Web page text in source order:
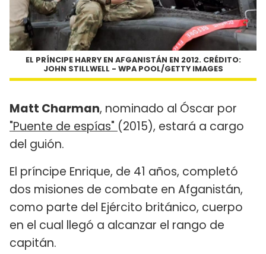
EL PRÍNCIPE HARRY EN AFGANISTÁN EN 2012. CRÉDITO:
JOHN STILLWELL - WPA POOL/GETTY IMAGES
Matt Charman, nominado al Óscar por
"Puente de espías" (2015), estará a cargo
del guión.
El príncipe Enrique, de 41 años, completó
dos misiones de combate en Afganistán,
como parte del Ejército británico, cuerpo
en el cual llegó a alcanzar el rango de
capitán.